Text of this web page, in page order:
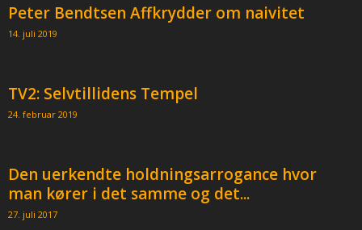
Peter Bendtsen Affkrydder om naivitet
14. juli 2019
TV2: Selvtillidens Tempel
24. februar 2019
Den uerkendte holdningsarrogance hvor
man kører i det samme og det...
27. juli 2017